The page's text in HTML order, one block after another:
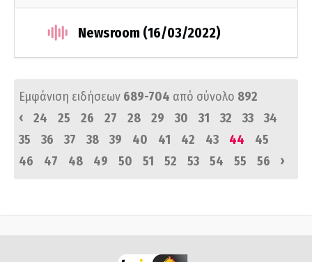
Newsroom (16/03/2022)
Εμφάνιση ειδήσεων 689-704 από σύνολο 892
‹
24 25 26 27 28 29 30 31 32 33
34
35
36 37 38 39 40 41 42 43 44
45
46
47 48 49 50 51 52 53 54 55 56 ›